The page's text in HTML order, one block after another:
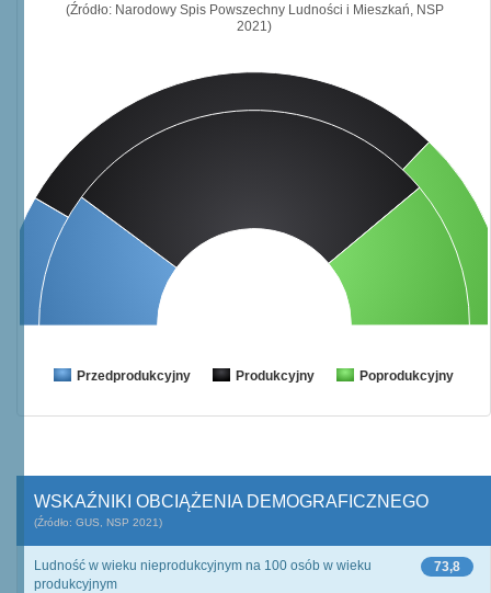
(Źródło: Narodowy Spis Powszechny Ludności i Mieszkań, NSP
2021)
Przedprodukcyjny Produkcyjny Poprodukcyjny
WSKAŹNIKI OBCIĄŻENIA DEMOGRAFICZNEGO
(Źródło: GUS, NSP 2021)
73,8
Ludność w wieku nieprodukcyjnym na 100 osób w wieku
produkcyjnym